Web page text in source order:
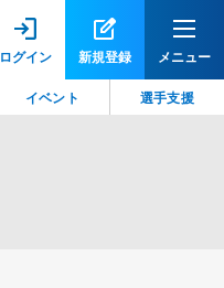
ログイン 新規登録 メニュー
イベント 選手支援